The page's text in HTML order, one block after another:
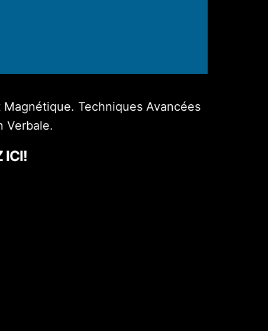
Techniques Avancées
Verbale.
ICI!